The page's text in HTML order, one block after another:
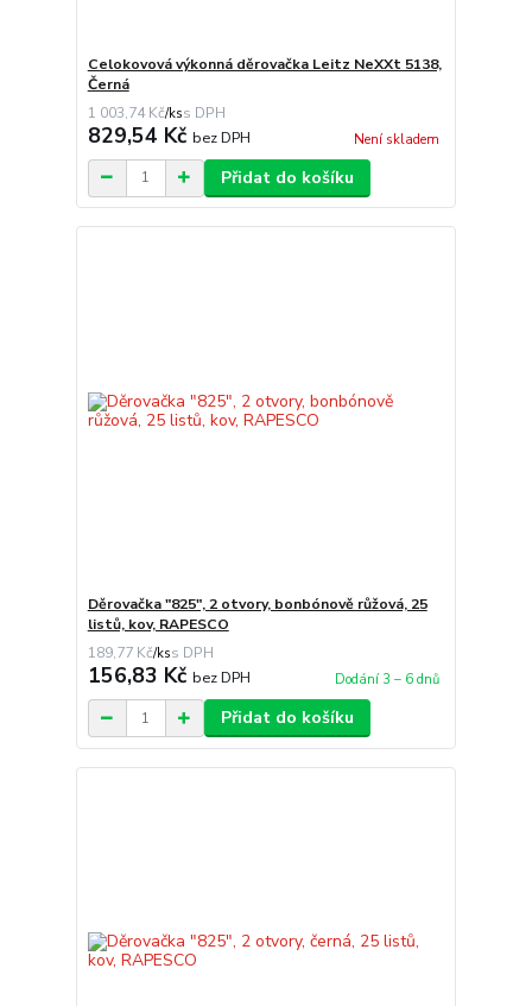
Celokovová výkonná děrovačka Leitz NeXXt 5138,
Černá
1 003,74 Kč/ks
829,54 Kč bez DPH Není skladem
Přidat do košíku
Děrovačka "825", 2 otvory, bonbónově růžová, 25
listů, kov, RAPESCO
189,77 Kč/ks
156,83 Kč bez DPH Dodání 3 – 6 dnů
Přidat do košíku